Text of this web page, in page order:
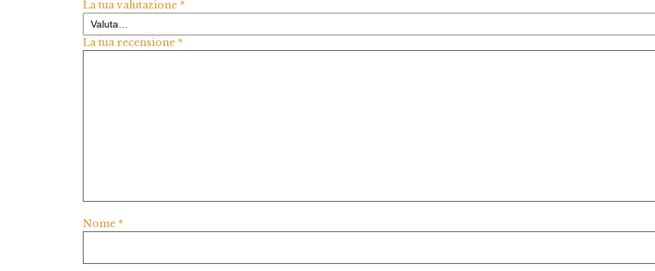
La tua valutazione *
La tua recensione *
Nome *